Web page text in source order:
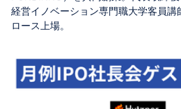
経営イノベーション専門職大学客員
ロース上場。